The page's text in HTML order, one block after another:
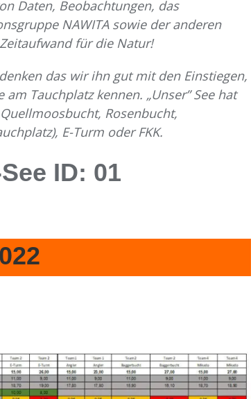
Daten, Beobachtungen, das
NAWITA sowie der anderen
für die Natur!
das wir ihn gut mit den Einstiegen,
Tauchplatz kennen. „Unser” See hat
Rosenbucht,
E-Turm oder FKK.
ID: 01